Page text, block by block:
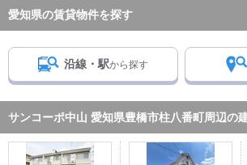
愛知県の賃貸物件を探す
沿線・駅から探す
サンコーポ中山 愛知県豊橋市柱八番町周辺の